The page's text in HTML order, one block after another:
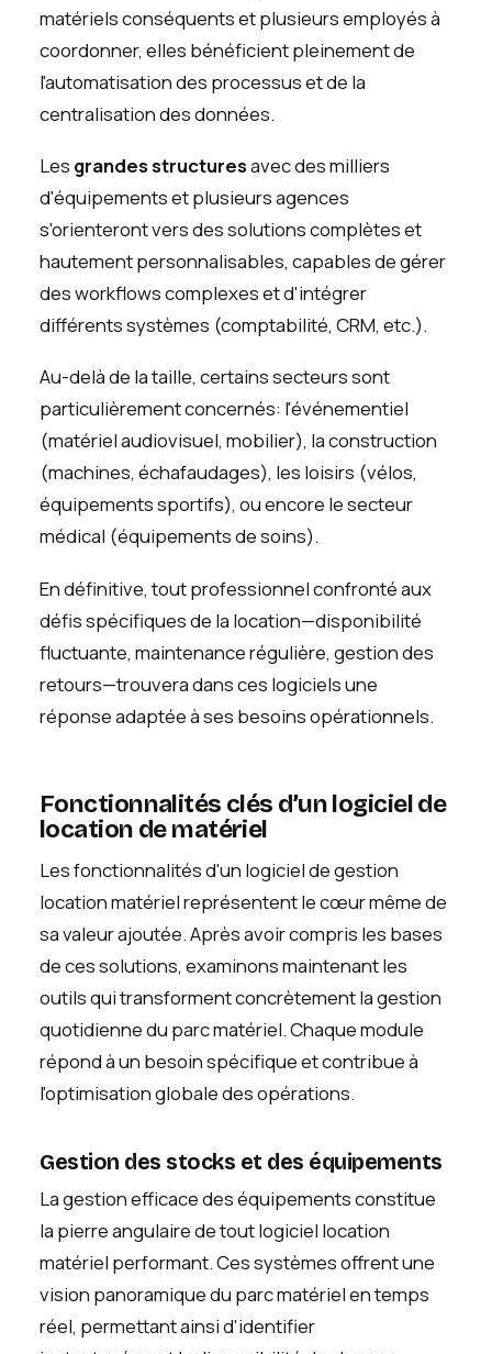
matériels conséquents et plusieurs employés à
coordonner, elles bénéficient pleinement de
l'automatisation des processus et de la
centralisation des données.
Les grandes structuresavec des milliers
d'équipements et plusieurs agences
s'orienteront vers des solutions complètes et
hautement personnalisables, capables de gérer
des workflows complexes et d'intégrer
différents systèmes (comptabilité, CRM, etc.).
Au-delà de la taille, certains secteurs sont
particulièrement concernés: l'événementiel
(matériel audiovisuel, mobilier), la construction
(machines, échafaudages), les loisirs (vélos,
équipements sportifs), ou encore le secteur
médical (équipements de soins).
En définitive, tout professionnel confronté aux
défis spécifiques de la location—disponibilité
fluctuante, maintenance régulière, gestion des
retours—trouvera dans ces logiciels une
réponse adaptée à ses besoins opérationnels.
Fonctionnalités clés d’un logiciel de
location de matériel
Les fonctionnalités d'un logiciel de gestion
location matériel représentent le cœur même de
sa valeur ajoutée. Après avoir compris les bases
de ces solutions, examinons maintenant les
outils qui transforment concrètement la gestion
quotidienne du parc matériel. Chaque module
répond à un besoin spécifique et contribue à
l'optimisation globale des opérations.
Gestion des stocks et des équipements
La gestion efficace des équipements constitue
la pierre angulaire de tout logiciel location
matériel performant. Ces systèmes offrent une
vision panoramique du parc matériel en temps
réel, permettant ainsi d'identifier